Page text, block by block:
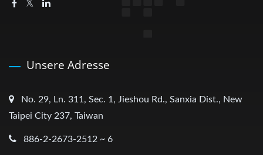
Unsere Adresse
No. 29, Ln. 311, Sec. 1, Jieshou Rd., Sanxia Dist., New
Taipei City 237, Taiwan
886-2-2673-2512 ~ 6